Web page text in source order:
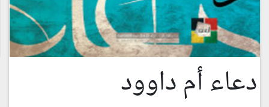
دعاء أم داوود